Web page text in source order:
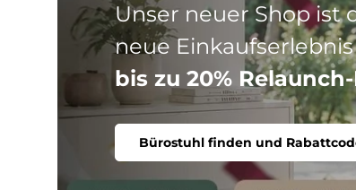
Drei Produktlinien,
Stuhl. Ergonomisch,
Bürostuhl finden